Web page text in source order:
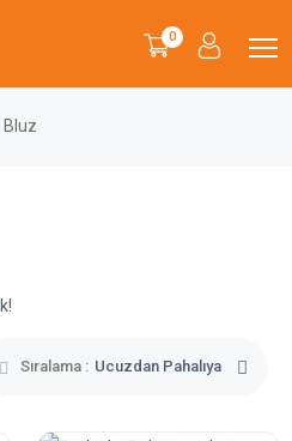
0
Bluz
Sıralama : Ucuzdan Pahalıya